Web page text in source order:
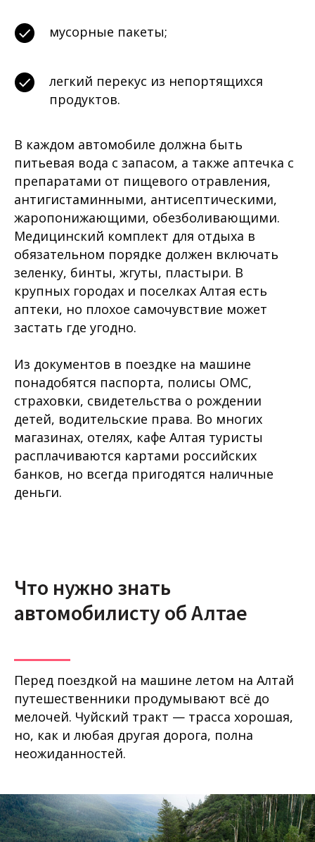
мусорные пакеты;
легкий перекус из непортящихся
продуктов.
В каждом автомобиле должна быть
питьевая вода с запасом, а также аптечка с
препаратами от пищевого отравления,
антигистаминными, антисептическими,
жаропонижающими, обезболивающими.
Медицинский комплект для отдыха в
обязательном порядке должен включать
зеленку, бинты, жгуты, пластыри. В
крупных городах и поселках Алтая есть
аптеки, но плохое самочувствие может
застать где угодно.
Из документов в поездке на машине
понадобятся паспорта, полисы ОМС,
страховки, свидетельства о рождении
детей, водительские права. Во многих
магазинах, отелях, кафе Алтая туристы
расплачиваются картами российских
банков, но всегда пригодятся наличные
деньги.
Что нужно знать
автомобилисту об Алтае
Перед поездкой на машине летом на Алтай
путешественники продумывают всё до
мелочей. Чуйский тракт — трасса хорошая,
но, как и любая другая дорога, полна
неожиданностей.